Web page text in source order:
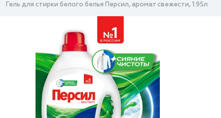
Гель для стирки белого белья Персил, аромат свежести, 1.95л